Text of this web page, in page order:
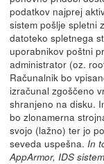
podatkov najprej
sistem pošlje spletni
datoteko spletnega
uporabnikov poštni
administrator (oz.
Računalnik bo
izračunal zgoščeno
shranjeno na disku.
bo zlonamerna
svojo (lažno) ter jo
seveda uspešna. In
AppArmor, IDS